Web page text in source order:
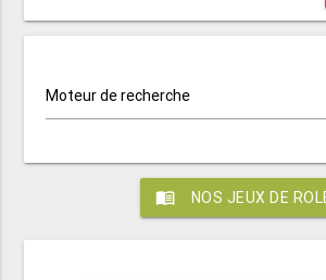
Moteur de recherche
menu_book NOS JEUX DE